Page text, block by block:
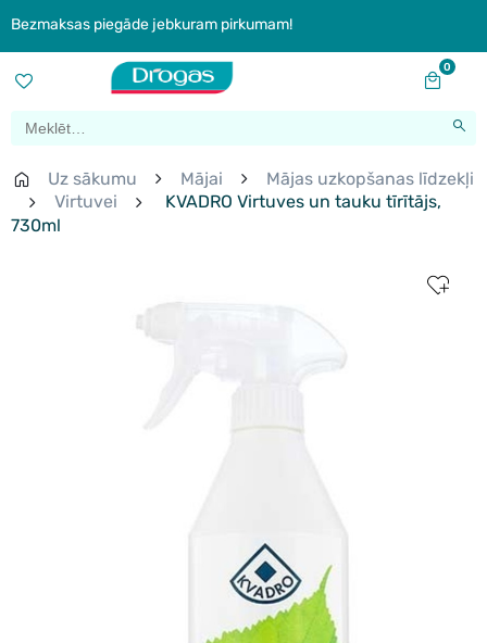
Bezmaksas piegāde jebkuram pirkumam!
0
Uz sākumu Mājai
Mājas uzkopšanas līdzekļi
Virtuvei
KVADRO Virtuves un tauku tīrītājs,
730ml